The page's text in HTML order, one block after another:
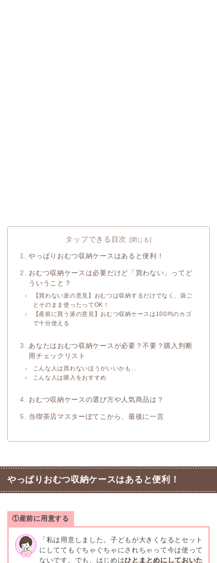
タップできる目次
やっぱりおむつ収納ケースはあると便利！
おむつ収納ケースは必要だけど「買わない」ってど
ういうこと？
【買わない派の意見】おむつは収納するだけでなく、袋ご
とそのまま使ったってOK！
【産前に買う派の意見】おむつ収納ケースは100均のカゴ
で十分使える
あなたはおむつ収納ケースが必要？不要？購入判断
用チェックリスト
こんな人は買わないほうがいいかも…
こんな人は購入をおすすめ
おむつ収納ケースの選び方や人気商品は？
当喫茶店マスターぽてこから、最後に一言
やっぱりおむつ収納ケースはあると便利！
①産前に用意する
「私は用意しました。子どもが大きくなるとセット
にしててもぐちゃぐちゃにされちゃって今は使って
ないです。でも、はじめはひとまとめにしておいた